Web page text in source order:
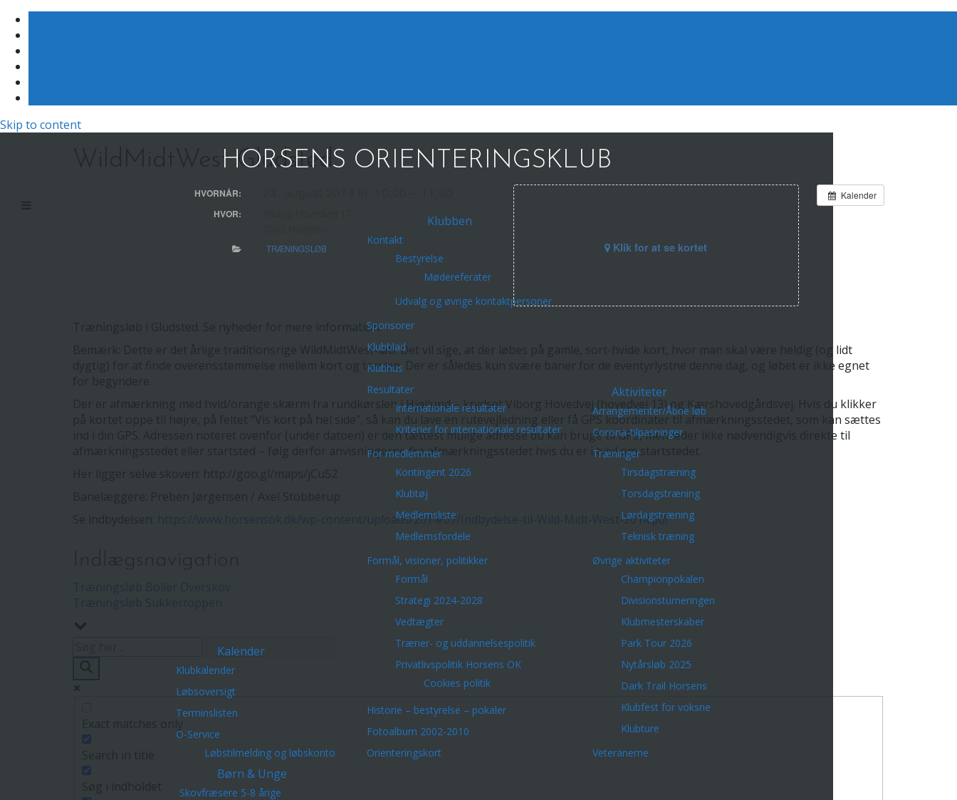
Skip to content
HORSENS ORIENTERINGSKLUB
Kalender
Klubkalender
Løbsoversigt
Terminslisten
O-Service
Løbstilmelding og løbskonto
Klubben
Kontakt
Bestyrelse
Mødereferater
Udvalg og øvrige kontaktpersoner
Sponsorer
Klubblad
Klubhus
Resultater
Internationale resultater
Kriterier for internationale resultater
For medlemmer
Kontingent 2026
Klubtøj
Medlemsliste
Medlemsfordele
Formål, visioner, politikker
Formål
Strategi 2024-2028
Vedtægter
Træner- og uddannelsespolitik
Privatlivspolitik Horsens OK
Cookies politik
Historie – bestyrelse – pokaler
Fotoalbum 2002-2010
Orienteringskort
Aktiviteter
Arrangementer/Åbne løb
Corona-tilpasninger
Træninger
Tirsdagstræning
Torsdagstræning
Lørdagstræning
Teknisk træning
Øvrige aktiviteter
Championpokalen
Divisionsturneringen
Klubmesterskaber
Park Tour 2026
Nytårsløb 2025
Dark Trail Horsens
Klubfest for voksne
Klubture
Veteranerne
Børn & Unge
Skovfræsere 5-8 årige
WildMidtWest Gludsted
Kalender
Klik for at se kortet
HVORNÅR:
HVOR:
TRÆNINGSLØB
Træningsløb i Gludsted. Se nyheder for mere information.
Bemærk: Dette er det årlige traditionsrige WildMidtWest-løb. Det vil sige, at der løbes på gamle, sort-hvide kort, hvor man skal være heldig (og lidt
dygtig) for at finde overensstemmelse mellem kort og terræn. Der er således kun svære baner for de eventyrlystne denne dag, og løbet er ikke egnet
Der er afmærkning med hvid/orange skærm fra rundkørslen i Hjøllund – krydset Viborg Hovedvej (hovedvej 13) og Kærshovedgårdsvej. Hvis du klikker
på kortet oppe til højre, på feltet “Vis kort på hel side”, så kan du lave en rutevejledning eller få GPS koordinater til afmærkningsstedet, som kan sættes
ind i din GPS. Adressen noteret ovenfor (under datoen) er den tættest mulige adresse du kan bruge til GPS, men leder ikke nødvendigvis direkte til
afmærkningsstedet eller startsted – følg derfor anvisningerne fra afmærkningsstedet hvis du er i tvivl om startstedet.
https://www.horsensok.dk/wp-content/uploads/2014/07/Indbydelse-til-Wild-Midt-West-2014.pdf